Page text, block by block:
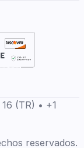
(TR) • +1
reservados.